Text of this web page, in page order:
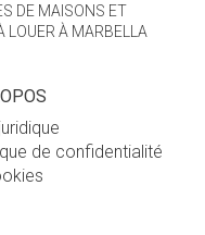
DE MAISONS ET
LOUER À MARBELLA
de confidentialité